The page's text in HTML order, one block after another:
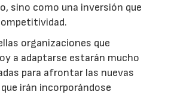
sino como una inversión que
organizaciones que
a adaptarse estarán mucho
para afrontar las nuevas
irán incorporándose